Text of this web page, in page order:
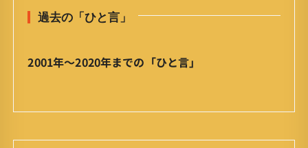
言
ア
イ
過去の「ひと言」
2001年〜2020年までの「ひと言」